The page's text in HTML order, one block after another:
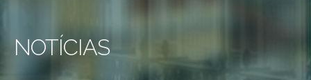
NOTÍCIAS